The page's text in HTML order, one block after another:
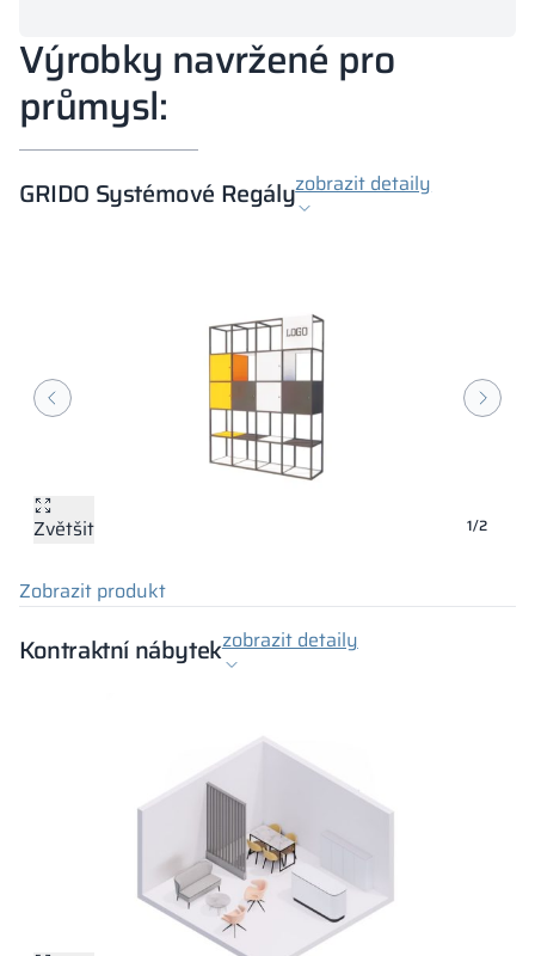
Výrobky navržené pro
průmysl:
GRIDO Systémové Regályzobrazit detaily
1/2
Zvětšit
Zvětšit
Zobrazit produkt
Kontraktní nábytekzobrazit detaily